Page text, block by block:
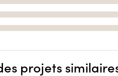
projets